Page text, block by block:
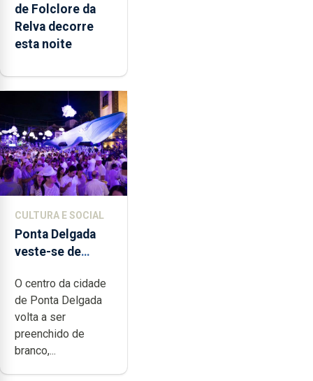
de Folclore da
Relva decorre
esta noite
CULTURA E SOCIAL
Ponta Delgada
veste-se de
O centro da cidade
de Ponta Delgada
volta a ser
preenchido de
branco,...